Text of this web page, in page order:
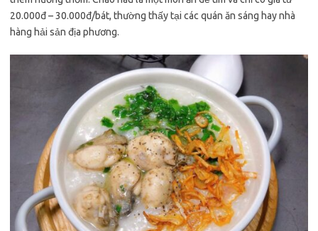
20.000đ – 30.000đ/bát, thường thấy tại các quán ăn sáng hay nhà
hàng hải sản địa phương.